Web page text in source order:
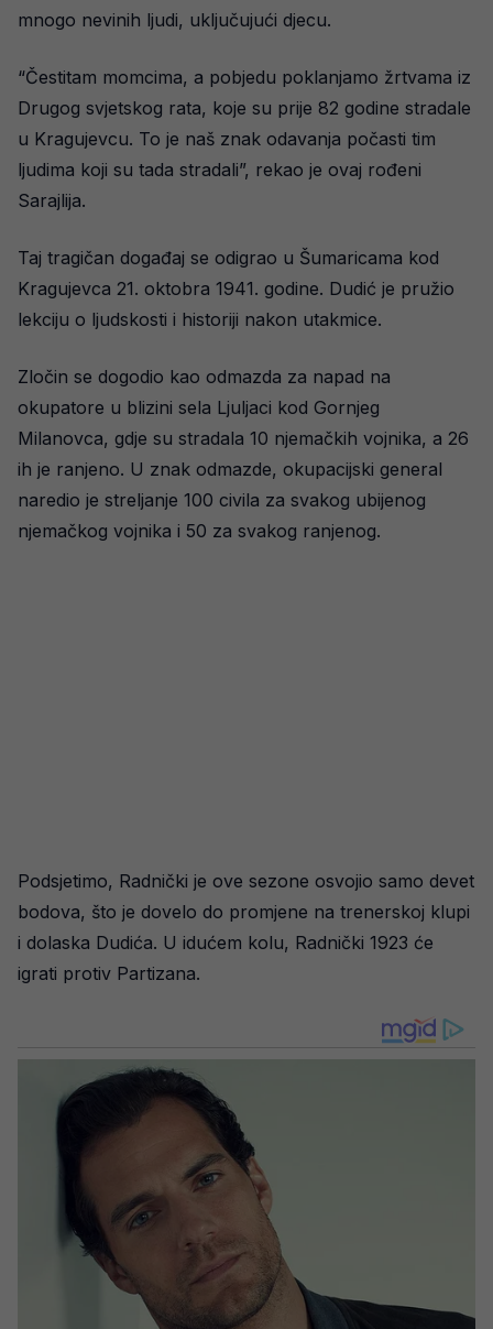
mnogo nevinih ljudi, uključujući djecu.
“Čestitam momcima, a pobjedu poklanjamo žrtvama iz
Drugog svjetskog rata, koje su prije 82 godine stradale
u Kragujevcu. To je naš znak odavanja počasti tim
ljudima koji su tada stradali”, rekao je ovaj rođeni
Sarajlija.
Taj tragičan događaj se odigrao u Šumaricama kod
Kragujevca 21. oktobra 1941. godine. Dudić je pružio
lekciju o ljudskosti i historiji nakon utakmice.
Zločin se dogodio kao odmazda za napad na
okupatore u blizini sela Ljuljaci kod Gornjeg
Milanovca, gdje su stradala 10 njemačkih vojnika, a 26
ih je ranjeno. U znak odmazde, okupacijski general
naredio je streljanje 100 civila za svakog ubijenog
njemačkog vojnika i 50 za svakog ranjenog.
Podsjetimo, Radnički je ove sezone osvojio samo devet
bodova, što je dovelo do promjene na trenerskoj klupi
i dolaska Dudića. U idućem kolu, Radnički 1923 će
igrati protiv Partizana.